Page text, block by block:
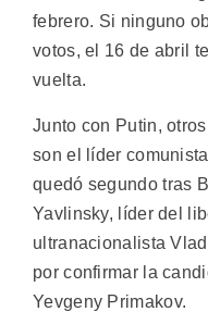
febrero. Si ninguno
votos, el 16 de abril
vuelta.
Junto con Putin,
son el líder
quedó segundo tras
Yavlinsky, líder del
ultranacionalista
por confirmar la
Yevgeny Primakov.